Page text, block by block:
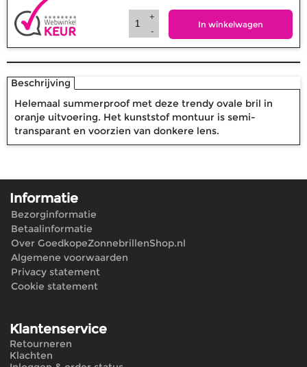
+
-
In winkelwagen
Beschrijving
Helemaal summerproof met deze trendy ovale bril in
oranje uitvoering. Het kunststof montuur is semi-
transparant en voorzien van donkere lens.
Informatie
Bezorginformatie
Betaalinformatie
Over GoedkopeZonnebrillenShop.nl
Algemene voorwaarden
Privacy statement
Cookie statement
Klantenservice
Retourneren
Klachten